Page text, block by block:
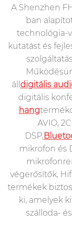
A Shenzhen
ban
technológia-
kutatást és
áll digitális
digitális
hang
AVIO,
DSP,
mikrofon és
végerősítők,
termékek
ki, amelyek
szálloda-